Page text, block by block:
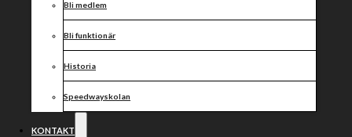
Bli medlem
Bli funktionär
Historia
Speedwayskolan
KONTAKT
Övrigt
Mötets avslutande
Varmt välkommen!
Dela nyheten: